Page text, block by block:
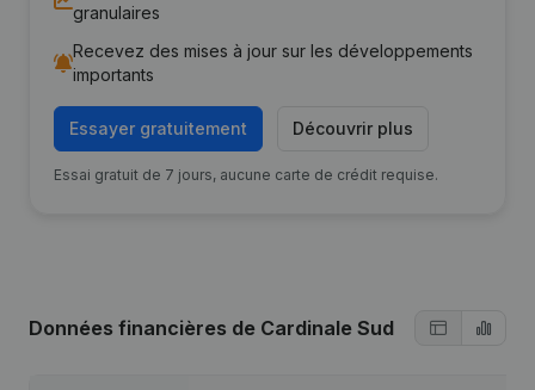
granulaires
Recevez des mises à jour sur les développements
importants
Essayer gratuitement Découvrir plus
Essai gratuit de 7 jours, aucune carte de crédit requise.
Données financières de Cardinale Sud